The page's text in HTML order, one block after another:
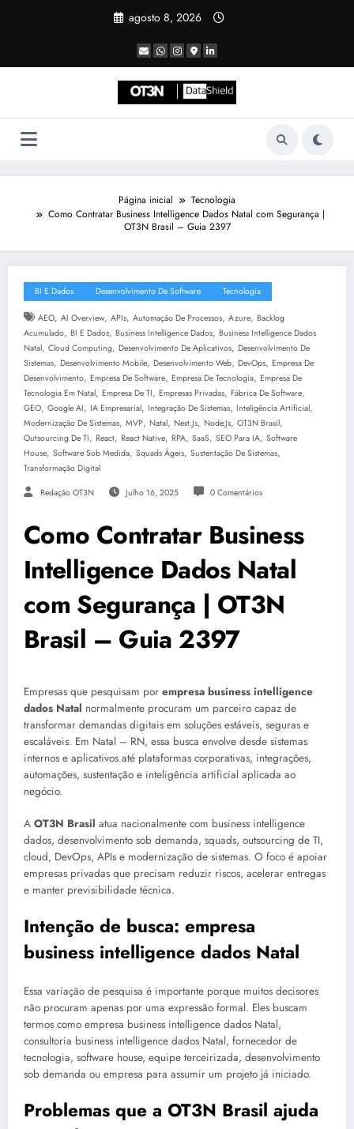
agosto 8, 2026
Página inicial
Tecnologia
Como Contratar Business Intelligence Dados Natal com Segurança |
OT3N Brasil – Guia 2397
BI E Dados Desenvolvimento De Software Tecnologia
AEO, AI Overview, APIs, Automação De Processos, Azure, Backlog
Acumulado, BI E Dados, Business Intelligence Dados, Business Intelligence Dados
Natal, Cloud Computing, Desenvolvimento De Aplicativos, Desenvolvimento De
Sistemas, Desenvolvimento Mobile, Desenvolvimento Web, DevOps, Empresa De
Desenvolvimento, Empresa De Software, Empresa De Tecnologia, Empresa De
Tecnologia Em Natal, Empresa De TI, Empresas Privadas, Fábrica De Software,
GEO, Google AI, IA Empresarial, Integração De Sistemas, Inteligência Artificial,
Modernização De Sistemas, MVP, Natal, Next.js, Node.js, OT3N Brasil,
Outsourcing De TI, React, React Native, RPA, SaaS, SEO Para IA, Software
House, Software Sob Medida, Squads Ágeis, Sustentação De Sistemas,
Transformação Digital
Redação OT3N Julho 16, 2025 0 Comentários
Como Contratar Business
Intelligence Dados Natal
com Segurança | OT3N
Brasil – Guia 2397
Empresas que pesquisam por empresa business intelligence
dados Natal normalmente procuram um parceiro capaz de
transformar demandas digitais em soluções estáveis, seguras e
escaláveis. Em Natal – RN, essa busca envolve desde sistemas
internos e aplicativos até plataformas corporativas, integrações,
automações, sustentação e inteligência artificial aplicada ao
negócio.
A OT3N Brasil atua nacionalmente com business intelligence
dados, desenvolvimento sob demanda, squads, outsourcing de TI,
cloud, DevOps, APIs e modernização de sistemas. O foco é apoiar
empresas privadas que precisam reduzir riscos, acelerar entregas
e manter previsibilidade técnica.
Intenção de busca: empresa
business intelligence dados Natal
Essa variação de pesquisa é importante porque muitos decisores
não procuram apenas por uma expressão formal. Eles buscam
termos como empresa business intelligence dados Natal,
consultoria business intelligence dados Natal, fornecedor de
tecnologia, software house, equipe terceirizada, desenvolvimento
sob demanda ou empresa para assumir um projeto já iniciado.
Problemas que a OT3N Brasil ajuda